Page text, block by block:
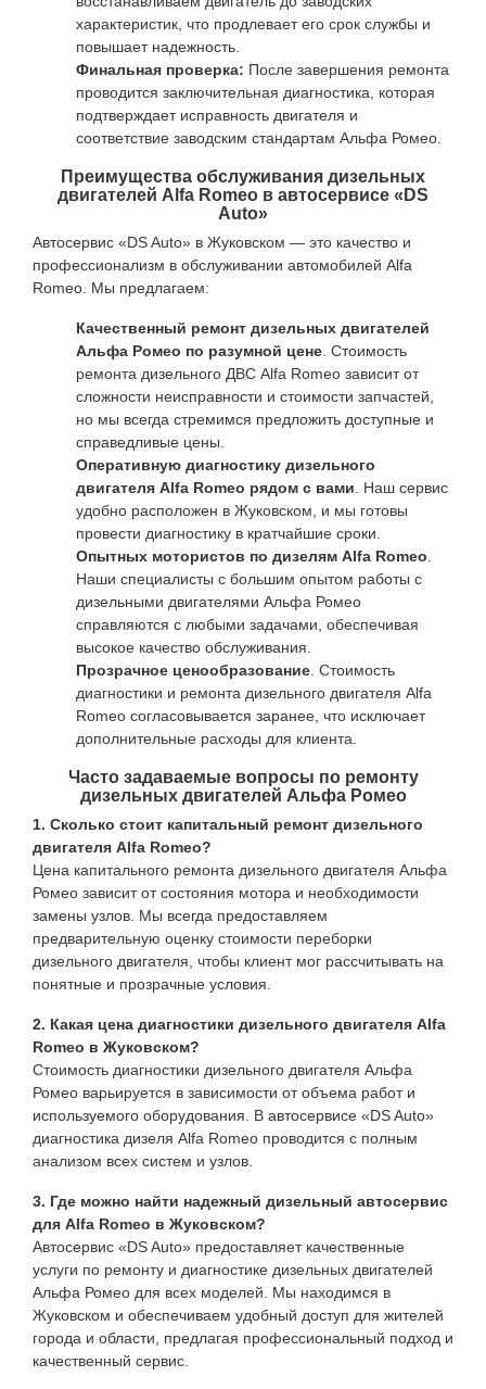
характеристик, что продлевает его срок службы и
повышает надежность.
Финальная проверка: После завершения ремонта
проводится заключительная диагностика, которая
подтверждает исправность двигателя и
соответствие заводским стандартам Альфа Ромео.
Преимущества обслуживания дизельных
двигателей Alfa Romeo в автосервисе «DS
Auto»
Автосервис «DS Auto» в Жуковском — это качество и
профессионализм в обслуживании автомобилей Alfa
Romeo. Мы предлагаем:
Качественный ремонт дизельных двигателей
Альфа Ромео по разумной цене . Стоимость
ремонта дизельного ДВС Alfa Romeo зависит от
сложности неисправности и стоимости запчастей,
но мы всегда стремимся предложить доступные и
справедливые цены.
Оперативную диагностику дизельного
двигателя Alfa Romeo рядом с вами . Наш сервис
удобно расположен в Жуковском, и мы готовы
провести диагностику в кратчайшие сроки.
Опытных мотористов по дизелям Alfa Romeo
Наши специалисты с большим опытом работы с
дизельными двигателями Альфа Ромео
справляются с любыми задачами, обеспечивая
высокое качество обслуживания.
Прозрачное ценообразование . Стоимость
диагностики и ремонта дизельного двигателя Alfa
Romeo согласовывается заранее, что исключает
дополнительные расходы для клиента.
Часто задаваемые вопросы по ремонту
дизельных двигателей Альфа Ромео
1. Сколько стоит капитальный ремонт дизельного
двигателя Alfa Romeo?
Цена капитального ремонта дизельного двигателя Альфа
Ромео зависит от состояния мотора и необходимости
замены узлов. Мы всегда предоставляем
предварительную оценку стоимости переборки
дизельного двигателя, чтобы клиент мог рассчитывать на
понятные и прозрачные условия.
2. Какая цена диагностики дизельного двигателя Alfa
Romeo в Жуковском?
Стоимость диагностики дизельного двигателя Альфа
Ромео варьируется в зависимости от объема работ и
используемого оборудования. В автосервисе «DS Auto»
диагностика дизеля Alfa Romeo проводится с полным
анализом всех систем и узлов.
3. Где можно найти надежный дизельный автосервис
для Alfa Romeo в Жуковском?
Автосервис «DS Auto» предоставляет качественные
услуги по ремонту и диагностике дизельных двигателей
Альфа Ромео для всех моделей. Мы находимся в
Жуковском и обеспечиваем удобный доступ для жителей
города и области, предлагая профессиональный подход и
качественный сервис.